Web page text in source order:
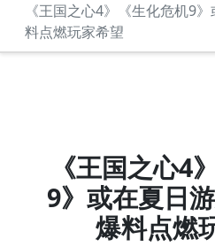
《王国之心4》《生化危机9
料点燃玩家希望
《王国之心4
9》或在夏日
爆料点燃